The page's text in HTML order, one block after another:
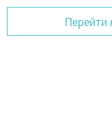
Перейти